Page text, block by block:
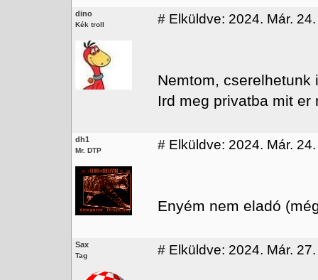
dino
Kék troll # Elküldve: 2024. Már.
Nemtom,
Ird meg privatba mit
dh1
Mr. DTP # Elküldve: 2024. Már.
Enyém nem eladó
Sax
Tag # Elküldve: 2024. Már.